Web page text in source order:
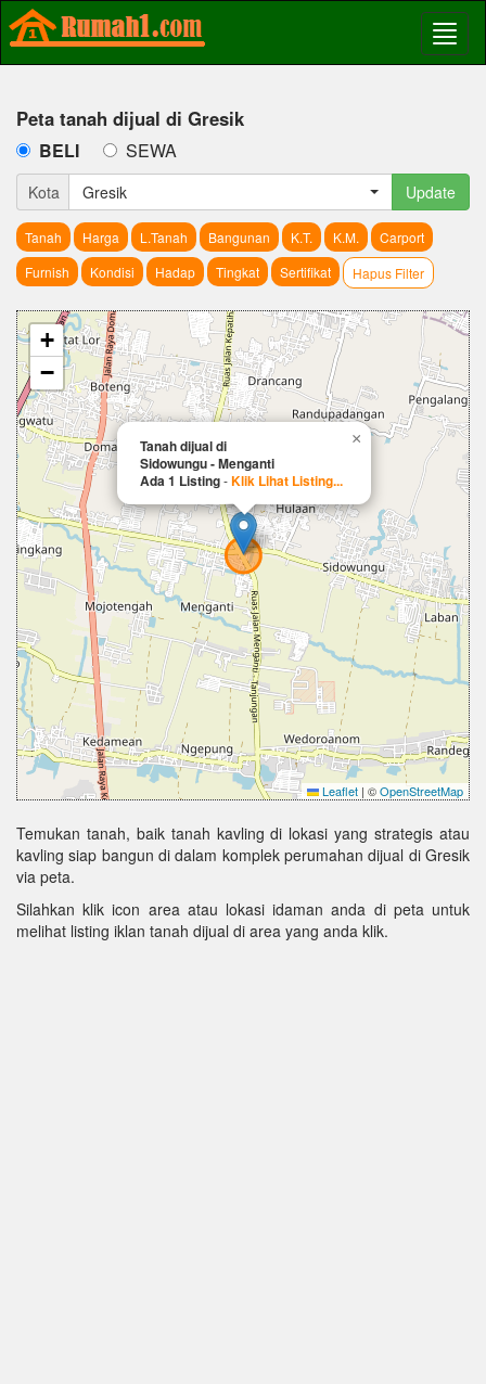
Peta tanah dijual di Gresik
BELI SEWA
Kota Gresik Update
Tanah Harga L.Tanah Bangunan K.T. K.M.
Carport
Furnish
Kondisi Hadap Tingkat Sertifikat Hapus Filter
Tanah dijual di
Sidowungu - Menganti
Ada 1 Listing-Klik Lihat Listing...
×
+
−
Leaflet | ©OpenStreetMap
Temukan tanah, baik tanah kavling di lokasi yang strategis atau
kavling siap bangun di dalam komplek perumahan dijual di Gresik
via peta.
Silahkan klik icon area atau lokasi idaman anda di peta untuk
melihat listing iklan tanah dijual di area yang anda klik.